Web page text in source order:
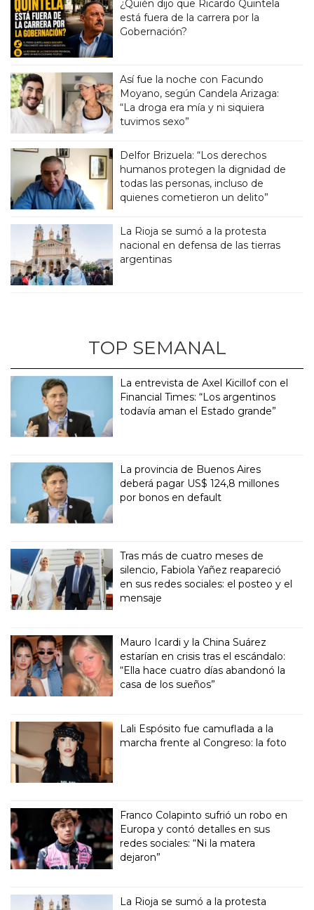
¿Quién dijo que Ricardo Quintela
está fuera de la carrera por la
Gobernación?
Así fue la noche con Facundo
Moyano, según Candela Arizaga:
“La droga era mía y ni siquiera
tuvimos sexo”
Delfor Brizuela: “Los derechos
humanos protegen la dignidad de
todas las personas, incluso de
quienes cometieron un delito”
La Rioja se sumó a la protesta
nacional en defensa de las tierras
argentinas
TOP SEMANAL
La entrevista de Axel Kicillof con el
Financial Times: “Los argentinos
todavía aman el Estado grande”
La provincia de Buenos Aires
deberá pagar US$ 124,8 millones
por bonos en default
Tras más de cuatro meses de
silencio, Fabiola Yañez reapareció
en sus redes sociales: el posteo y el
mensaje
Mauro Icardi y la China Suárez
estarían en crisis tras el escándalo:
“Ella hace cuatro días abandonó la
casa de los sueños”
Lali Espósito fue camuflada a la
marcha frente al Congreso: la foto
Franco Colapinto sufrió un robo en
Europa y contó detalles en sus
redes sociales: “Ni la matera
dejaron”
La Rioja se sumó a la protesta